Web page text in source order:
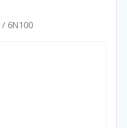
/ 6N100